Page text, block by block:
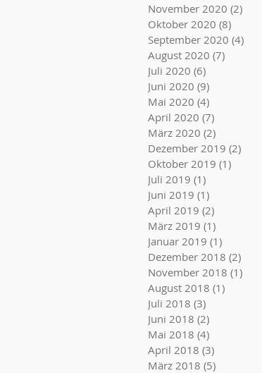
November 2020 (2)
Oktober 2020 (8)
September 2020 (4)
August 2020 (7)
Juli 2020 (6)
Juni 2020 (9)
Mai 2020 (4)
April 2020 (7)
März 2020 (2)
Dezember 2019 (2)
Oktober 2019 (1)
Juli 2019 (1)
Juni 2019 (1)
April 2019 (2)
März 2019 (1)
Januar 2019 (1)
Dezember 2018 (2)
November 2018 (1)
August 2018 (1)
Juli 2018 (3)
Juni 2018 (2)
Mai 2018 (4)
April 2018 (3)
März 2018 (5)